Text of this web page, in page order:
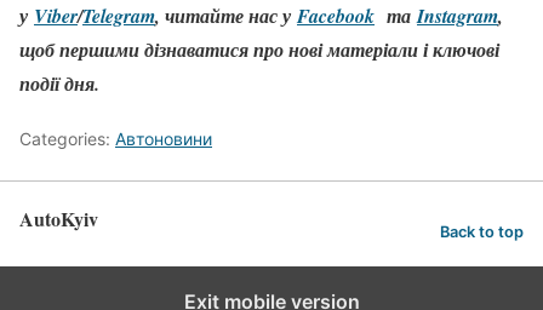
у Viber/Telegram, читайте нас у Facebook та Instagram,
щоб першими дізнаватися про нові матеріали і ключові
події дня.
Categories: Автоновини
AutoKyiv Back to top
Exit mobile version